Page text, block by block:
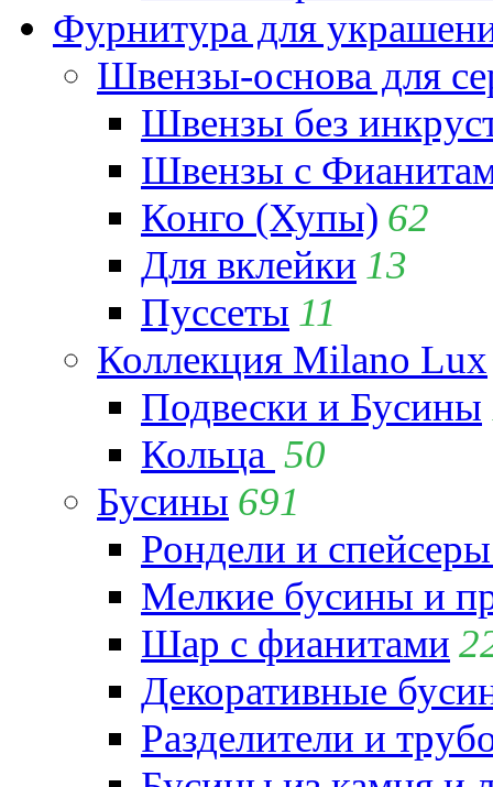
Фурнитура для
Швензы-основа для
Швензы без
Швензы с
Конго (Хупы) 62
Для вклейки 13
Пуссеты 11
Коллекция Milano Lux
Подвески и Бусины
Кольца 50
Бусины 691
Рондели и
Мелкие бусины и
Шар с фианитами
Декоративные
Разделители и